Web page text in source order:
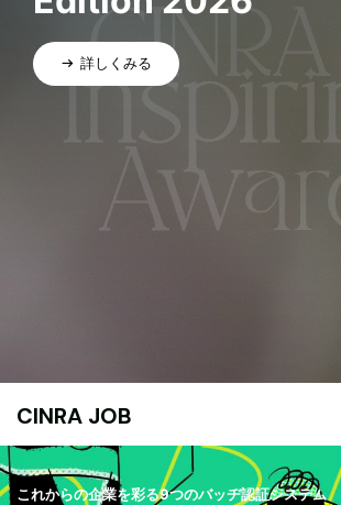
詳しくみる
CINRA JOB
これからの企業を彩る9つのバッヂ認証システム